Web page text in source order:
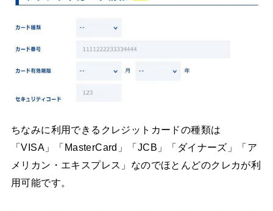
ちなみに利用できるクレジットカードの種類は
「VISA」「MasterCard」「JCB」「ダイナーズ」「ア
メリカン・エキスプレス」なのでほとんどのクレカが利
用可能です。